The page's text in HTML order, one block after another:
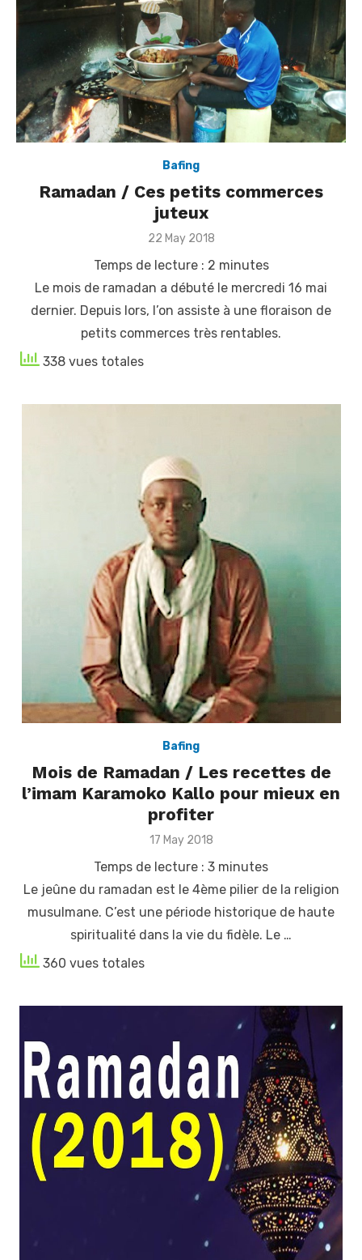
Bafing
Ramadan / Ces petits commerces
juteux
Posted
22 May 2018
Temps de lecture : 2 minutes
Le mois de ramadan a débuté le mercredi 16 mai
dernier. Depuis lors, l’on assiste à une floraison de
petits commerces très rentables.
338 vues totales
Bafing
Mois de Ramadan / Les recettes de
l’imam Karamoko Kallo pour mieux en
profiter
Posted
17 May 2018
Temps de lecture : 3 minutes
Le jeûne du ramadan est le 4ème pilier de la religion
musulmane. C’est une période historique de haute
spiritualité dans la vie du fidèle. Le …
360 vues totales